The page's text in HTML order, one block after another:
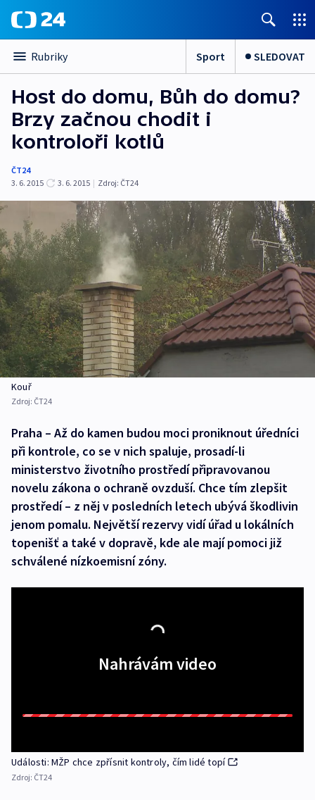
Rubriky Sport SLEDOVAT
Host do domu, Bůh do domu?
Brzy začnou chodit i
kontroloři kotlů
ČT24
3. 6. 2015
3. 6. 2015 | Zdroj: ČT24
Kouř
Zdroj: ČT24
Praha – Až do kamen budou moci proniknout úředníci
při kontrole, co se v nich spaluje, prosadí-li
ministerstvo životního prostředí připravovanou
novelu zákona o ochraně ovzduší. Chce tím zlepšit
prostředí – z něj v posledních letech ubývá škodlivin
jenom pomalu. Největší rezervy vidí úřad u lokálních
topenišť a také v dopravě, kde ale mají pomoci již
schválené nízkoemisní zóny.
Nahrávám video
Události: MŽP chce zpřísnit kontroly, čím lidé topí
Zdroj: ČT24